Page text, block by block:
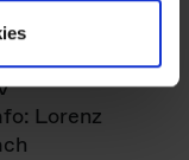
Lorenz